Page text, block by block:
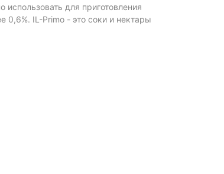
для приготовления
0,6%. IL-Primo - это соки и нектары